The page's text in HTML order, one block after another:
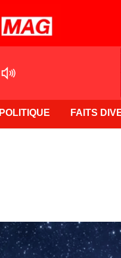
POLITIQUE FAITS